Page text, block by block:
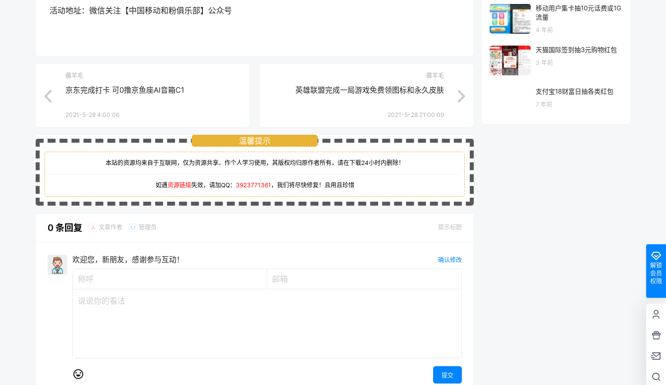
活动地址：微信关注【中国移动和粉俱乐部】公众号
薅羊毛
京东完成打卡 可0撸京鱼座AI音箱C1
2021-5-28 4:00:06
薅羊毛
英雄联盟完成一局游戏免费领图标和永久皮肤
2021-5-28 21:00:09
温馨提示
本站的资源均来自于互联网，仅为资源共享、作个人学习使用，其版权均归原作者所有，请在下载24小时内删除！
如遇资源链接失效，请加QQ： 3923771361 ，我们将尽快修复！且用且珍惜
0 条回复 A 文章作者 M 管理员 提示标题
欢迎您，新朋友，感谢参与互动！ 确认修改
提交
移动用户集卡抽10元话费或1G
流量
4 年前
天猫国际签到抽3元购物红包
3 年前
支付宝18财富日抽各类红包
7 年前
解锁
会员
权限